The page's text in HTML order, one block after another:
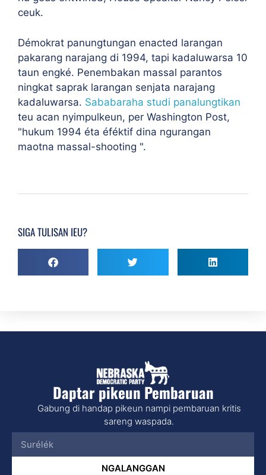
ceuk.
Démokrat panungtungan enacted larangan
pakarang narajang di 1994, tapi kadaluwarsa 10
taun engké. Penembakan massal parantos
ningkat saprak larangan senjata narajang
kadaluwarsa. Sababaraha studi panalungtikan
teu acan nyimpulkeun, per Washington Post,
"hukum 1994 éta éféktif dina ngurangan
maotna massal-shooting ".
SIGA TULISAN IEU?
Daptar pikeun Pembaruan
Gabung di handap pikeun nampi pembaruan kritis
sareng waspada.
NGALANGGAN